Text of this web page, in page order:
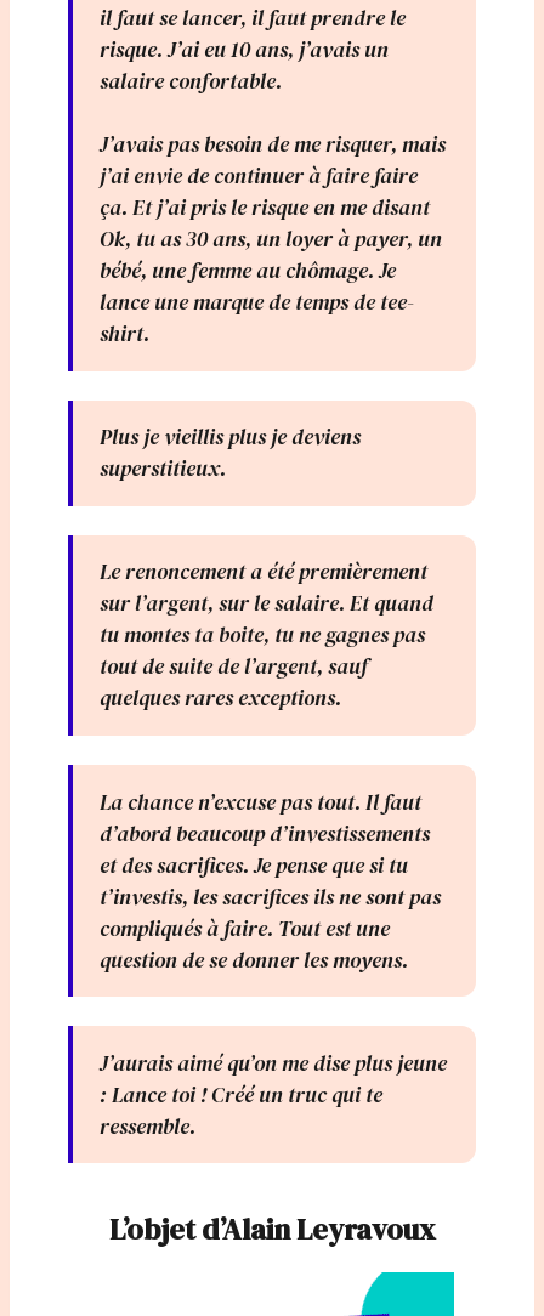
il faut se lancer, il faut prendre le
risque. J’ai eu 10 ans, j’avais un
salaire confortable.
J’avais pas besoin de me risquer, mais
j’ai envie de continuer à faire faire
ça. Et j’ai pris le risque en me disant
Ok, tu as 30 ans, un loyer à payer, un
bébé, une femme au chômage. Je
lance une marque de temps de tee-
shirt.
Plus je vieillis plus je deviens
superstitieux.
Le renoncement a été premièrement
sur l’argent, sur le salaire. Et quand
tu montes ta boite, tu ne gagnes pas
tout de suite de l’argent, sauf
quelques rares exceptions.
La chance n’excuse pas tout. Il faut
d’abord beaucoup d’investissements
et des sacrifices. Je pense que si tu
t’investis, les sacrifices ils ne sont pas
compliqués à faire. Tout est une
question de se donner les moyens.
J’aurais aimé qu’on me dise plus jeune
: Lance toi ! Créé un truc qui te
ressemble.
L’objet d’Alain Leyravoux